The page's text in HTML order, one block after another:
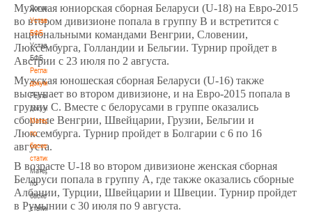
Документы
Устав
БФБ
Устав
БФБ
Регламентирующие
документы
Регламентирующие
документы
Материалы
по
баскетбольной
статистике
Материалы
по
баскетбольной
статистике
Мужская юниорская сборная Беларуси (U-18) на Евро-2015
во втором дивизионе попала в группу В и встретится с
национальными командами Венгрии, Словении,
Люксембурга, Голландии и Бельгии. Турнир пройдет в
Австрии с 23 июля по 2 августа.
Мужская юношеская сборная Беларуси (U-16) также
выступает во втором дивизионе, и на Евро-2015 попала в
группу С. Вместе с белорусами в группе оказались
сборные Венгрии, Швейцарии, Грузии, Бельгии и
Люксембурга. Турнир пройдет в Болгарии с 6 по 16
августа.
В возрасте U-18 во втором дивизионе женская сборная
Беларуси попала в группу А, где также оказались сборные
Албании, Турции, Швейцарии и Швеции. Турнир пройдет
в Румынии с 30 июля по 9 августа.